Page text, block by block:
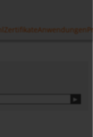
ZertifikateAnwendungen